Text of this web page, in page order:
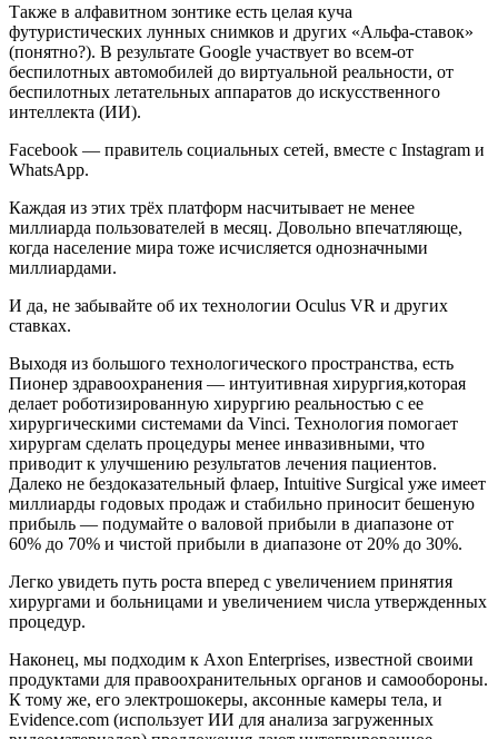
Также в алфавитном зонтике есть целая куча
футуристических лунных снимков и других «Альфа-ставок»
(понятно?). В результате Google участвует во всем-от
беспилотных автомобилей до виртуальной реальности, от
беспилотных летательных аппаратов до искусственного
интеллекта (ИИ).
Facebook — правитель социальных сетей, вместе с Instagram и
WhatsApp.
Каждая из этих трёх платформ насчитывает не менее
миллиарда пользователей в месяц. Довольно впечатляюще,
когда население мира тоже исчисляется однозначными
миллиардами.
И да, не забывайте об их технологии Oculus VR и других
ставках.
Выходя из большого технологического пространства, есть
Пионер здравоохранения — интуитивная хирургия,которая
делает роботизированную хирургию реальностью с ее
хирургическими системами da Vinci. Технология помогает
хирургам сделать процедуры менее инвазивными, что
приводит к улучшению результатов лечения пациентов.
Далеко не бездоказательный флаер, Intuitive Surgical уже имеет
миллиарды годовых продаж и стабильно приносит бешеную
прибыль — подумайте о валовой прибыли в диапазоне от
60% до 70% и чистой прибыли в диапазоне от 20% до 30%.
Легко увидеть путь роста вперед с увеличением принятия
хирургами и больницами и увеличением числа утвержденных
процедур.
Наконец, мы подходим к Axon Enterprises, известной своими
продуктами для правоохранительных органов и самообороны.
К тому же, его электрошокеры, аксонные камеры тела, и
Evidence.com (использует ИИ для анализа загруженных